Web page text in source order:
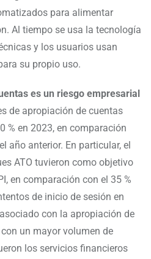
para alimentar
Al tiempo se usa la tecnología
y los usuarios usan
su propio uso.
es un riesgo empresarial
de apropiación de cuentas
% en 2023, en comparación
año anterior. En particular, el
ATO tuvieron como objetivo
en comparación con el 35 %
de inicio de sesión en
con la apropiación de
un mayor volumen de
los servicios financieros